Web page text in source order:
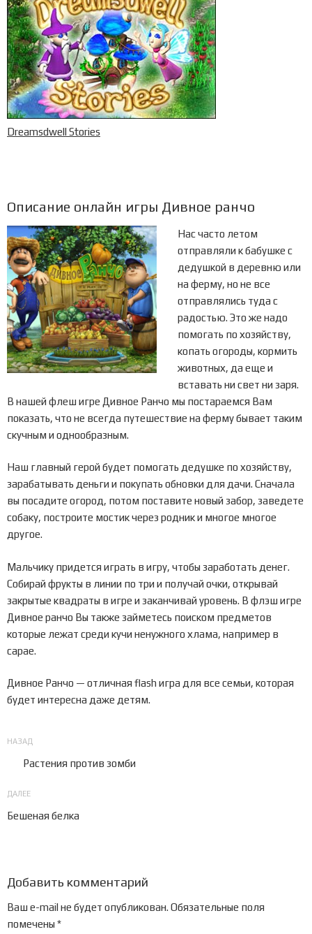
Dreamsdwell Stories
Описание онлайн игры Дивное ранчо
Нас часто летом
отправляли к бабушке с
дедушкой в деревню или
на ферму, но не все
отправлялись туда с
радостью. Это же надо
помогать по хозяйству,
копать огороды, кормить
животных, да еще и
вставать ни свет ни заря.
В нашей флеш игре Дивное Ранчо мы постараемся Вам
показать, что не всегда путешествие на ферму бывает таким
скучным и однообразным.
Наш главный герой будет помогать дедушке по хозяйству,
зарабатывать деньги и покупать обновки для дачи. Сначала
вы посадите огород, потом поставите новый забор, заведете
собаку, построите мостик через родник и многое многое
другое.
Мальчику придется играть в игру, чтобы заработать денег.
Собирай фрукты в линии по три и получай очки, открывай
закрытые квадраты в игре и заканчивай уровень. В флэш игре
Дивное ранчо Вы также займетесь поиском предметов
которые лежат среди кучи ненужного хлама, например в
сарае.
Дивное Ранчо — отличная flash игра для все семьи, которая
будет интересна даже детям.
записям
Предыдущая
запись:
НАЗАД
Растения против зомби
Следующая
запись
ДАЛЕЕ
Бешеная белка
Добавить комментарий
Ваш e-mail не будет опубликован. Обязательные поля
помечены *